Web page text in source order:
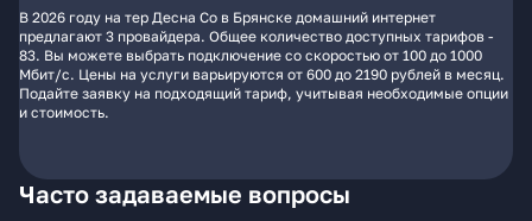
В 2026 году на тер Десна Со в Брянске домашний интернет
предлагают 3 провайдера. Общее количество доступных тарифов -
83. Вы можете выбрать подключение со скоростью от 100 до 1000
Мбит/с. Цены на услуги варьируются от 600 до 2190 рублей в месяц.
Подайте заявку на подходящий тариф, учитывая необходимые опции
и стоимость.
Часто задаваемые вопросы